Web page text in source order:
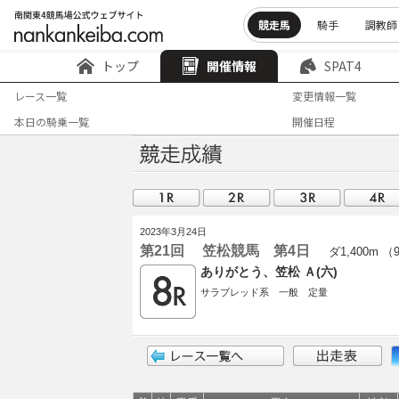
競走馬 騎手 調教師
トップ 開催情報 SPAT4
レース一覧
変更情報一覧
本日の騎乗一覧
開催日程
2023年3月24日
第21回 笠松競馬 第4日 ダ1,400m （
ありがとう、笠松 Ａ(六)
サラブレッド系 一般 定量